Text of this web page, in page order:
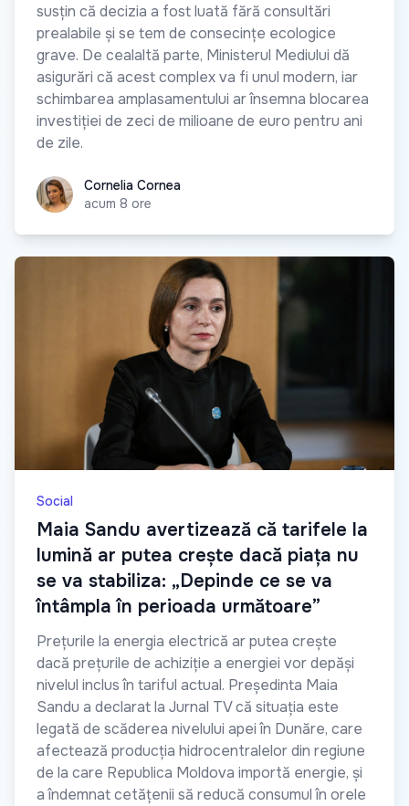
susțin că decizia a fost luată fără consultări
prealabile și se tem de consecințe ecologice
grave. De cealaltă parte, Ministerul Mediului dă
asigurări că acest complex va fi unul modern, iar
schimbarea amplasamentului ar însemna blocarea
investiției de zeci de milioane de euro pentru ani
de zile.
Cornelia Cornea
Cornelia Cornea
acum 8 ore
Social
Maia Sandu avertizează că tarifele la
lumină ar putea crește dacă piața nu
se va stabiliza: „Depinde ce se va
întâmpla în perioada următoare”
Prețurile la energia electrică ar putea crește
dacă prețurile de achiziție a energiei vor depăși
nivelul inclus în tariful actual. Președinta Maia
Sandu a declarat la Jurnal TV că situația este
legată de scăderea nivelului apei în Dunăre, care
afectează producția hidrocentralelor din regiune
de la care Republica Moldova importă energie, și
a îndemnat cetățenii să reducă consumul în orele